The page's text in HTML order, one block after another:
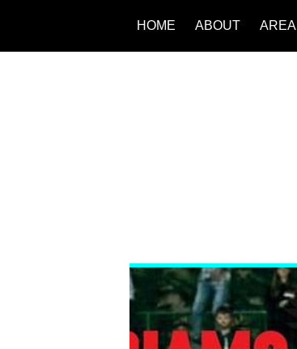
HOME ABOUT AREA